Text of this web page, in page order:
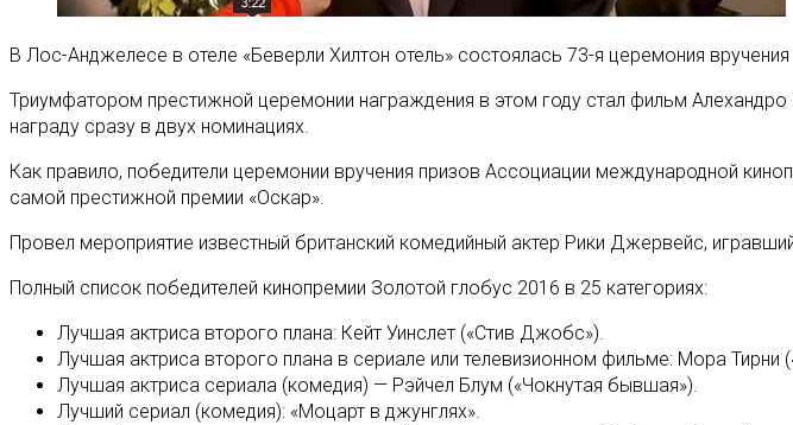
В Лос-Анджелесе в отеле «Беверли Хилтон отель» состоялась 73-я церемония
Триумфатором престижной церемонии награждения в этом году стал фильм
награду сразу в двух номинациях.
Как правило, победители церемонии вручения призов Ассоциации международной
самой престижной премии «Оскар».
Провел мероприятие известный британский комедийный актер Рики Джервейс,
Полный список победителей кинопремии Золотой глобус 2016 в 25 категориях:
Лучшая актриса второго плана: Кейт Уинслет («Стив Джобс»).
Лучшая актриса второго плана в сериале или телевизионном фильме: Мора Тирни
Лучшая актриса сериала (комедия) — Рэйчел Блум («Чокнутая бывшая»).
Лучший сериал (комедия): «Моцарт в джунглях».